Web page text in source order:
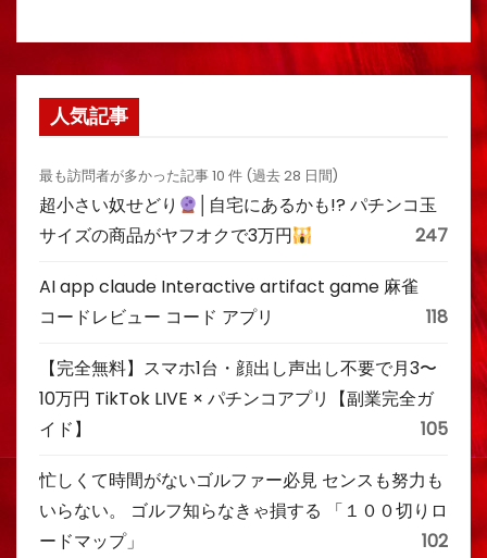
人気記事
最も訪問者が多かった記事 10 件 (過去 28 日間)
超小さい奴せどり
│自宅にあるかも!? パチンコ玉
サイズの商品がヤフオクで3万円
247
AI app claude Interactive artifact game 麻雀
コードレビュー コード アプリ
118
【完全無料】スマホ1台・顔出し声出し不要で月3〜
10万円 TikTok LIVE × パチンコアプリ【副業完全ガ
イド】
105
忙しくて時間がないゴルファー必見 センスも努力も
いらない。 ゴルフ知らなきゃ損する 「１００切りロ
ードマップ」
102